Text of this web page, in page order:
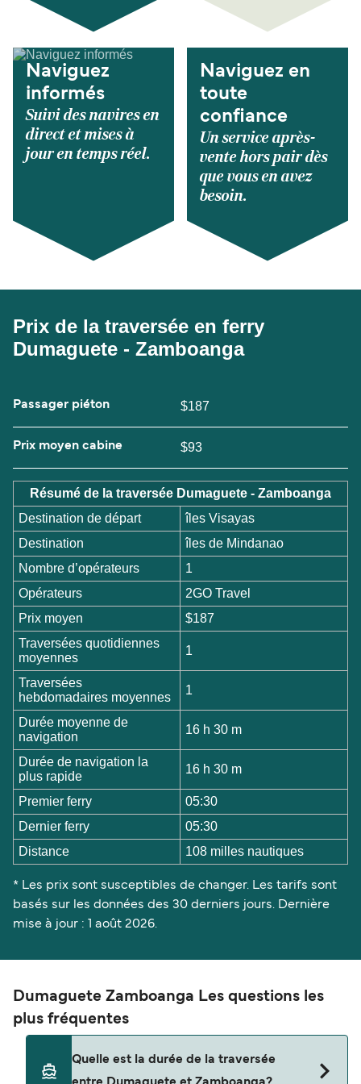
Naviguez
informés
Suivi des navires en
direct et mises à
jour en temps réel.
Naviguez en
toute
confiance
Un service après-
vente hors pair dès
que vous en avez
besoin.
Prix de la traversée en ferry
Dumaguete - Zamboanga
Passager piéton $187
Prix moyen cabine $93
Résumé de la traversée Dumaguete - Zamboanga
Destination de départ
îles Visayas
Destination
îles de Mindanao
Nombre d’opérateurs
1
Opérateurs
2GO Travel
Prix moyen
$187
Traversées quotidiennes
moyennes
1
Traversées
hebdomadaires moyennes
1
Durée moyenne de
navigation
16 h 30 m
Durée de navigation la
plus rapide
16 h 30 m
Premier ferry
05:30
Dernier ferry
05:30
Distance
108 milles nautiques
* Les prix sont susceptibles de changer. Les tarifs sont
basés sur les données des 30 derniers jours. Dernière
mise à jour : 1 août 2026.
Dumaguete Zamboanga Les questions les
plus fréquentes
Quelle est la durée de la traversée